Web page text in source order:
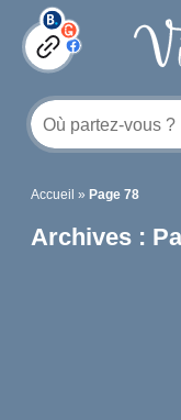
Accueil » Page 78
Archives :